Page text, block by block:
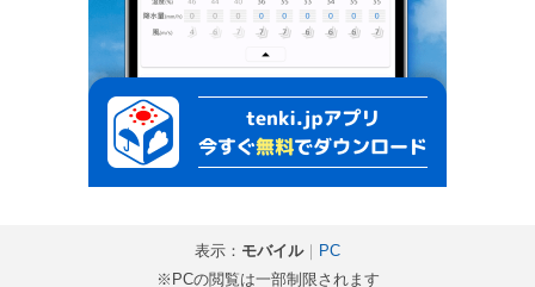
表示： モバイル｜ PC
※PCの閲覧は一部制限されます